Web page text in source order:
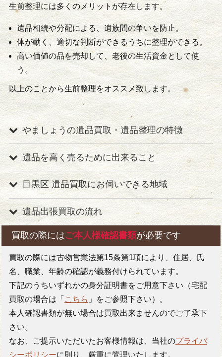
生前整理には多くのメリットが存在します。
遺品相続や分配による、遺族間の争いを防止。
体が動く、適切な判断ができるうちに整理ができる。
高い価値の品を売却して、老後の生活資金として使
う。
以上のことから生前整理をオススメ致します。
やましょうの遺品買取・遺品整理の特徴
高価買取
豊富な買取品目
遺品を高く売るために出来ること
目黒区 遺品買取にお伺いできる地域
遺品出張買取の流れ
お問合わせ
ご訪問・査定
買取の際にはご本人様確認書類が必要です
買取の際には古物営業法第15条第1項により、住居、氏
名、職業、年齢の確認が義務付けられています。
下記のうちいずれかの身分証明書をご用意下さい（宅配
買取の場合は「 こちら 」をご参照下さい）。
本人確認書類が無い場合は買取出来ませんのでご了承下
さい。
なお、ご提示いただいたお客様情報は、当社のプライバ
シーポリシーに則り、厳重に管理いたします。